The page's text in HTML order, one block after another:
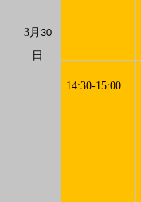
3月 30
日
14:30-15:00